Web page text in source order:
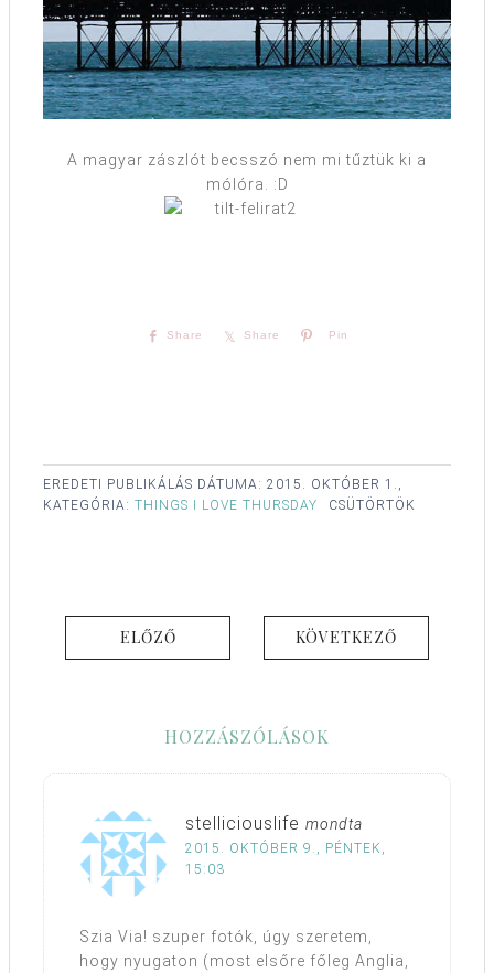
A magyar zászlót becsszó nem mi tűztük ki a
mólóra. :D
Share Share Pin
EREDETI PUBLIKÁLÁS DÁTUMA: 2015. OKTÓBER 1.,
CSÜTÖRTÖK
KATEGÓRIA: THINGS I LOVE THURSDAY
ELŐZŐ KÖVETKEZŐ
HOZZÁSZÓLÁSOK
stelliciouslife mondta
2015. OKTÓBER 9., PÉNTEK,
15:03
Szia Via! szuper fotók, úgy szeretem,
hogy nyugaton (most elsőre főleg Anglia,